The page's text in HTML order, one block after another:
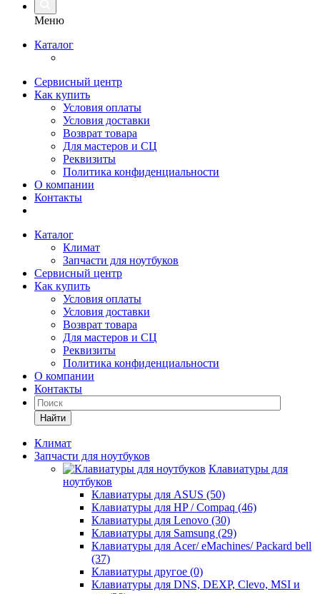
Меню
Каталог
Сервисный центр
Как купить
Условия оплаты
Условия доставки
Возврат товара
Для мастеров и СЦ
Реквизиты
Политика конфиденциальности
О компании
Контакты
Каталог
Климат
Запчасти для ноутбуков
Сервисный центр
Как купить
Условия оплаты
Условия доставки
Возврат товара
Для мастеров и СЦ
Реквизиты
Политика конфиденциальности
О компании
Контакты
Найти
Климат
Запчасти для ноутбуков
Клавиатуры для
ноутбуков
Клавиатуры для ASUS (50)
Клавиатуры для HP / Compaq (46)
Клавиатуры для Lenovo (30)
Клавиатуры для Samsung (29)
Клавиатуры для Acer/ eMachines/ Packard bell
(37)
Клавиатуры другое (0)
Клавиатуры для DNS, DEXP, Clevo, MSI и